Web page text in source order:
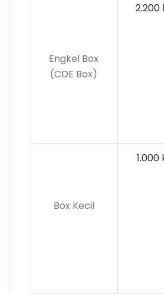
Engkel Box
(CDE Box)
2.200
Box Kecil
1.000